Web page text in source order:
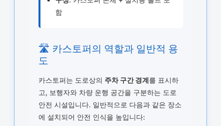
함
🛣️ 카스토퍼의 역할과 일반적 용
도
카스토퍼는 도로상의 주차 구간 경계를 표시하
고, 보행자와 차량 운행 공간을 구분하는 도로
안전 시설입니다. 일반적으로 다음과 같은 장소
에 설치되어 안전 인식을 높입니다: